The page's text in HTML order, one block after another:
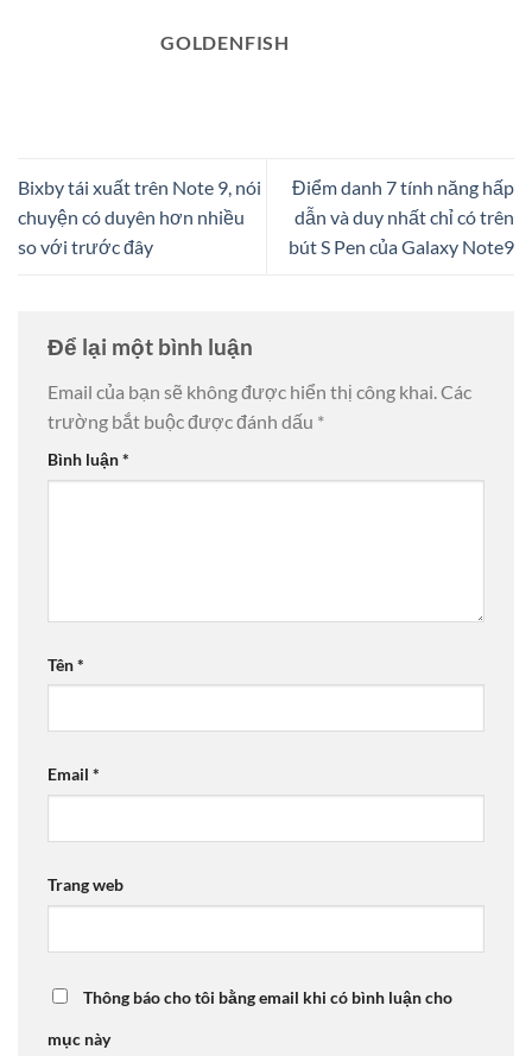
GOLDENFISH
Bixby tái xuất trên Note 9, nói
chuyện có duyên hơn nhiều
so với trước đây
Điểm danh 7 tính năng hấp
dẫn và duy nhất chỉ có trên
bút S Pen của Galaxy Note9
Để lại một bình luận
Email của bạn sẽ không được hiển thị công khai.Các
trường bắt buộc được đánh dấu *
Bình luận*
Tên*
Email *
Trang web
Thông báo cho tôi bằng email khi có bình luận cho
mục này